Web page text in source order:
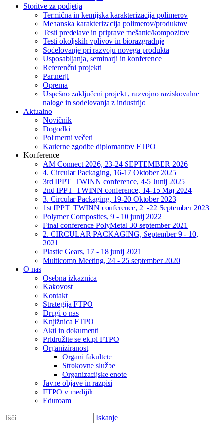
Storitve za podjetja
Termična in kemijska karakterizacija polimerov
Mehanska karakterizacija polimerov/produktov
Testi predelave in priprave mešanic/kompozitov
Testi okoljskih vplivov in biorazgradnje
Sodelovanje pri razvoju novega produkta
Usposabljanja, seminarji in konference
Referenčni projekti
Partnerji
Oprema
Uspešno zaključeni projekti, razvojno raziskovalne
naloge in sodelovanja z industrijo
Aktualno
Novičnik
Dogodki
Polimerni večeri
Karierne zgodbe diplomantov FTPO
Konference
AM Connect 2026, 23-24 SEPTEMBER 2026
4. Circular Packaging, 16-17 Oktober 2025
3rd IPPT_TWINN conference, 4-5 Junij 2025
2nd IPPT_TWINN conference, 14-15 Maj 2024
3. Circular Packaging, 19-20 Oktober 2023
1st IPPT_TWINN conference, 21-22 September 2023
Polymer Composites, 9 - 10 junij 2022
Final conference PolyMetal 30 september 2021
2. CIRCULAR PACKAGING, September 9 - 10,
2021
Plastic Gears, 17 - 18 junij 2021
Multicomp Meeting, 24 - 25 september 2020
O nas
Osebna izkaznica
Kakovost
Kontakt
Strategija FTPO
Drugi o nas
Knjižnica FTPO
Akti in dokumenti
Pridružite se ekipi FTPO
Organiziranost
Organi fakultete
Strokovne službe
Organizacijske enote
Javne objave in razpisi
FTPO v medijih
Eduroam
Iskanje